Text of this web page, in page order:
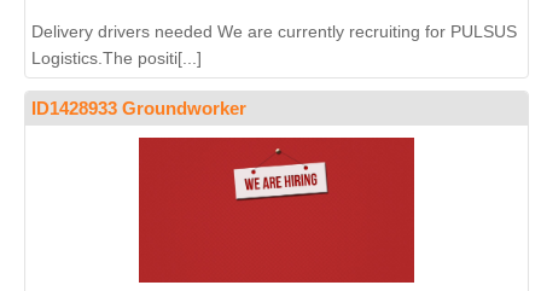
Delivery drivers needed We are currently recruiting for PULSUS
Logistics.The positi[...]
ID1428933 Groundworker